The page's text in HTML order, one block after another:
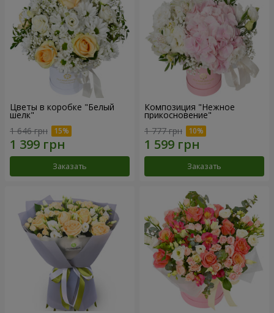
Цветы в коробке "Белый
шелк"
1 646 грн
Заказать
Композиция "Нежное
прикосновение"
1 777 грн
Заказать